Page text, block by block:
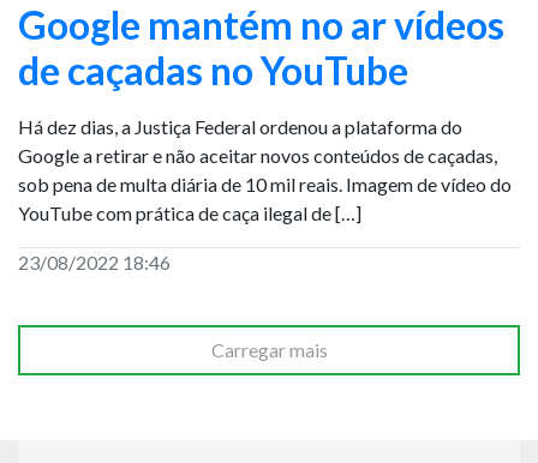
Google mantém no ar vídeos
de caçadas no YouTube
Há dez dias, a Justiça Federal ordenou a plataforma do
Google a retirar e não aceitar novos conteúdos de caçadas,
sob pena de multa diária de 10 mil reais. Imagem de vídeo do
YouTube com prática de caça ilegal de […]
23/08/2022 18:46
Carregar mais